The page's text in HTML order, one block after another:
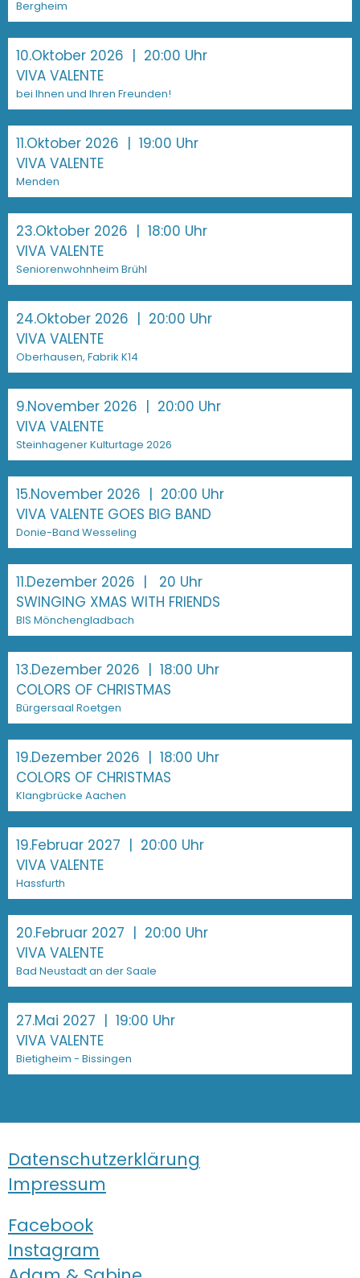
Bergheim
10.Oktober 2026 | 20:00 Uhr
VIVA VALENTE
bei Ihnen und Ihren Freunden!
11.Oktober 2026 | 19:00 Uhr
VIVA VALENTE
Menden
23.Oktober 2026 | 18:00 Uhr
VIVA VALENTE
Seniorenwohnheim Brühl
24.Oktober 2026 | 20:00 Uhr
VIVA VALENTE
Oberhausen, Fabrik K14
9.November 2026 | 20:00 Uhr
VIVA VALENTE
Steinhagener Kulturtage 2026
15.November 2026 | 20:00 Uhr
VIVA VALENTE GOES BIG BAND
Donie-Band Wesseling
11.Dezember 2026 | 20 Uhr
SWINGING XMAS WITH FRIENDS
BIS Mönchengladbach
13.Dezember 2026 | 18:00 Uhr
COLORS OF CHRISTMAS
Bürgersaal Roetgen
19.Dezember 2026 | 18:00 Uhr
COLORS OF CHRISTMAS
Klangbrücke Aachen
19.Februar 2027 | 20:00 Uhr
VIVA VALENTE
Hassfurth
20.Februar 2027 | 20:00 Uhr
VIVA VALENTE
Bad Neustadt an der Saale
27.Mai 2027 | 19:00 Uhr
VIVA VALENTE
Bietigheim - Bissingen
Datenschutzerklärung
Impressum
Facebook
Instagram